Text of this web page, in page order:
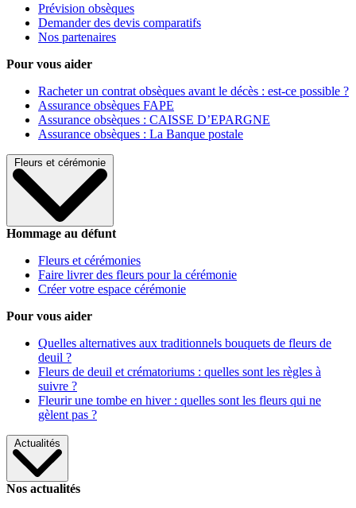
Prévision obsèques
Demander des devis comparatifs
Nos partenaires
Pour vous aider
Racheter un contrat obsèques avant le décès : est-ce possible ?
Assurance obsèques FAPE
Assurance obsèques : CAISSE D’EPARGNE
Assurance obsèques : La Banque postale
Fleurs et cérémonie
Hommage au défunt
Fleurs et cérémonies
Faire livrer des fleurs pour la cérémonie
Créer votre espace cérémonie
Pour vous aider
Quelles alternatives aux traditionnels bouquets de fleurs de
deuil ?
Fleurs de deuil et crématoriums : quelles sont les règles à
suivre ?
Fleurir une tombe en hiver : quelles sont les fleurs qui ne
gèlent pas ?
Actualités
Nos actualités